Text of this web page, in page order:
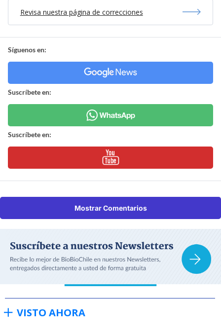
Revisa nuestra página de correcciones
Síguenos en:
Suscríbete en:
Suscríbete en:
Mostrar Comentarios
VISTO AHORA